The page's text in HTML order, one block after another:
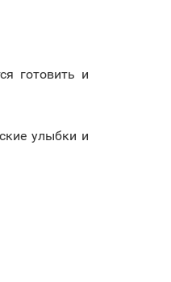
готовить и
улыбки и